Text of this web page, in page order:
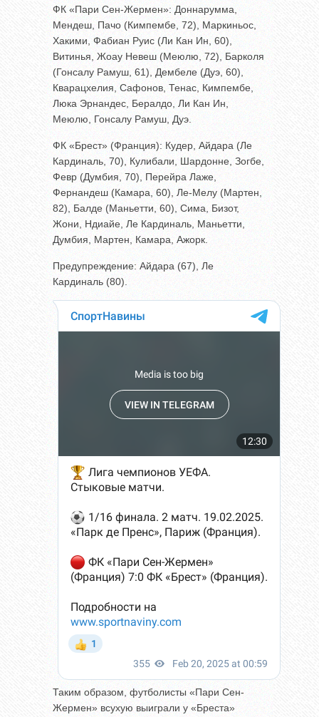
ФК «Пари Сен-Жермен»: Доннарумма,
Мендеш, Пачо (Кимпембе, 72), Маркиньос,
Хакими, Фабиан Руис (Ли Кан Ин, 60),
Витинья, Жоау Невеш (Меюлю, 72), Барколя
(Гонсалу Рамуш, 61), Дембеле (Дуэ, 60),
Кварацхелия, Сафонов, Тенас, Кимпембе,
Люка Эрнандес, Бералдо, Ли Кан Ин,
Меюлю, Гонсалу Рамуш, Дуэ.
ФК «Брест» (Франция): Кудер, Айдара (Ле
Кардиналь, 70), Кулибали, Шардонне, Зогбе,
Февр (Думбия, 70), Перейра Лаже,
Фернандеш (Камара, 60), Ле-Мелу (Мартен,
82), Балде (Маньетти, 60), Сима, Бизот,
Жони, Ндиайе, Ле Кардиналь, Маньетти,
Думбия, Мартен, Камара, Ажорк.
Предупреждение: Айдара (67), Ле
Кардиналь (80).
Таким образом, футболисты «Пари Сен-
Жермен» всухую выиграли у «Бреста»